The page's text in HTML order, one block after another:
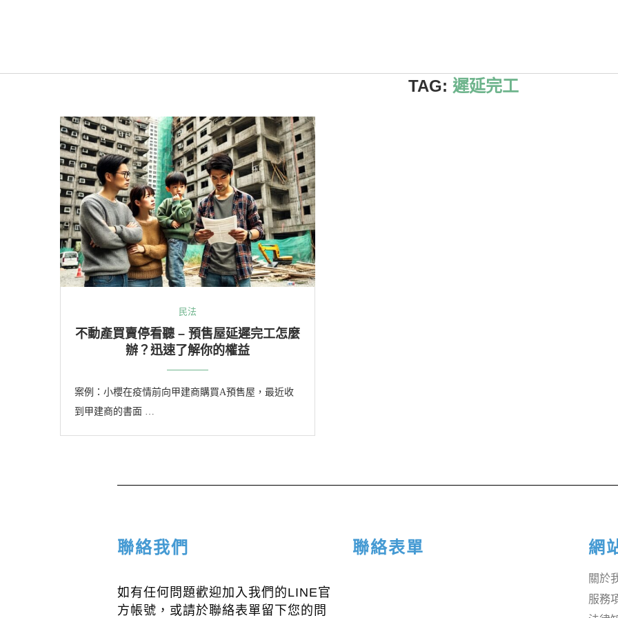
TAG: 遲延完工
民法
不動產買賣停看聽 – 預售屋延遲完工怎麼
辦？迅速了解你的權益
案例：小櫻在疫情前向甲建商購買A預售屋，最近收
到甲建商的書面 …
聯絡我們
如有任何問題歡迎加入我們的LINE官
方帳號，或請於聯絡表單留下您的問
聯絡表單 網
關於
服務